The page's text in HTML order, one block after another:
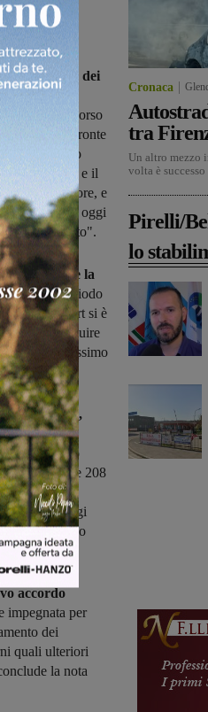
di
dei
nota
sera. "Nel corso
novità sul fronte
in merito
tra il 2019 e il
del settore, e
prodotto ad oggi
privato".
di verificare la
lungo periodo
Bekaert si è
a proseguire
che il massimo
2021,
il Mise e i
– hanno
208
(le cui
forze ad oggi
hanno
accordo
impegnata per
dei
quali ulteriori
la nota
Cronaca
tra
Un altro mezzo
volta è
Pirelli/
lo